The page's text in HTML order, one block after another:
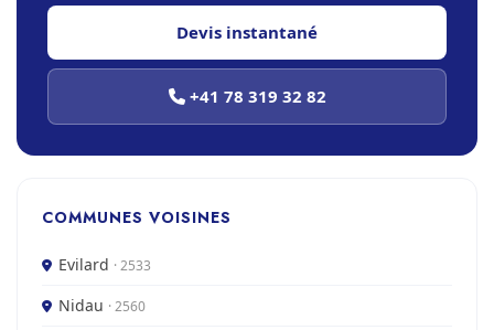
Devis instantané
+41 78 319 32 82
COMMUNES VOISINES
Evilard · 2533
Nidau · 2560